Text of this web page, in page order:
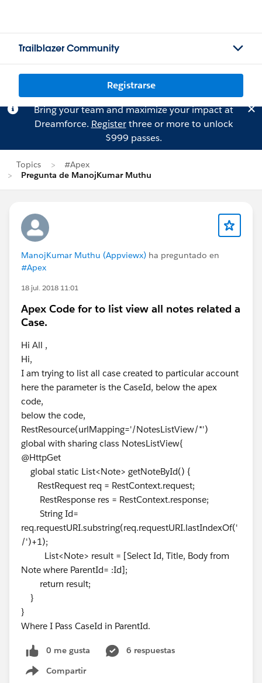
Trailblazer Community
Registrarse
Bring your team and maximize your impact at
Dreamforce. Registerthree or more to unlock
$999 passes.
Topics
#Apex
Pregunta de ManojKumar Muthu
ManojKumar Muthu (Appviewx) ha preguntado en
#Apex
18 jul. 2018 11:01
Apex Code for to list view all notes related a
Case.
Hi All ,
Hi,
I am trying to list all case created to particular account
here the parameter is the CaseId, below the apex
code,
below the code,
RestResource(urlMapping='/NotesListView/*')
global with sharing class NotesListView{
@HttpGet
global static List<Note> getNoteById() {
RestRequest req = RestContext.request;
RestResponse res = RestContext.response;
String Id=
req.requestURI.substring(req.requestURI.lastIndexOf('
/')+1);
List<Note> result = [Select Id, Title, Body from
Note where ParentId= :Id];
return result;
}
}
Where I Pass CaseId in ParentId.
0 me gusta
6 respuestas
Compartir
Show menu